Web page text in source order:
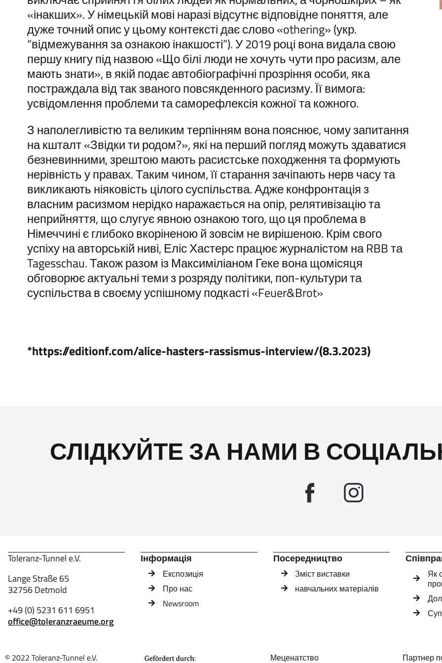
«інакших». У німецькій мові наразі відсутнє відповідне поняття, але
дуже точний опис у цьому контексті дає слово «othering» (укр.
“відмежування за ознакою інакшості”). У 2019 році вона видала свою
першу книгу під назвою «Що білі люди не хочуть чути про расизм, але
мають знати», в якій подає автобіографічні прозріння особи, яка
постраждала від так званого повсякденного расизму. Її вимога:
усвідомлення проблеми та саморефлексія кожної та кожного.
З наполегливістю та великим терпінням вона пояснює, чому запитання
на кшталт «Звідки ти родом?», які на перший погляд можуть здаватися
безневинними, зрештою мають расистське походження та формують
нерівність у правах. Таким чином, її старання зачіпають нерв часу та
викликають ніяковість цілого суспільства. Адже конфронтація з
власним расизмом нерідко наражається на опір, релятивізацію та
неприйняття, що слугує явною ознакою того, що ця проблема в
Німеччині є глибоко вкоріненою й зовсім не вирішеною. Крім свого
успіху на авторській ниві, Еліс Хастерс працює журналістом на RBB та
Tagesschau. Також разом із Максиміліаном Геке вона щомісяця
обговорює актуальні теми з розряду політики, поп-культури та
суспільства в своєму успішному подкасті «Feuer&Brot»
*https://editionf.com/alice-hasters-rassismus-interview/(8.3.2023)
СЛІДКУЙТЕ ЗА НАМИ В
Toleranz-Tunnel e.V.
Lange Straße 65
32756 Detmold
+49 (0) 5231 611 6951
office@toleranzraeume.org
Інформація
Експозиція
Про нас
Newsroom
Посередництво
Зміст виставки
навчальних матеріалів
Як
© 2022 Toleranz-Tunnel e.V.
Меценатство
Партнер